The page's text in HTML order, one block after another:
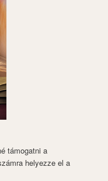
támogatni a
helyezze el a